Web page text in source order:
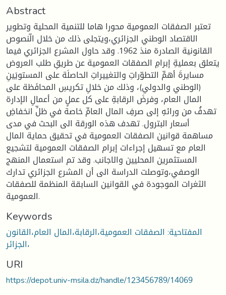
Abstract
تعتبر الصفقات العمومية محورا هاما للتنمية المحلية وتطوير
الاقتصاد الوطني الجزائري،ويتجلى ذلك من خلال الّنصوص
القانونية الصادرة منذ 1962. وقد حاول المشرع الجزائري فيما
يتعلق بعمليةِ إبرامِ الصفقات العمومية عن طريقِ طلب العروض
مسايرةَ أهمِّ التطوّراتِ والتغييراتِ الحاصلَة على المستويَينِ
(الوطني والدولي)، وذلك من خلالِ تكريسِ المحافَظة على
المال العام، وفرضَ الرقابةِ على كل عملٍ من أعمالِ الإدارة
تهدفُ من ورائهِ إلى صرفِ المال العامِّ خاصة في ظلِّ انخفاضِ
أسعار البترول. تهدف هذه الورقة الى البحث في مدى
مساهمة قوانين الصفقات العمومية في تحقيق حماية المال
العام مع تسهيل إجراءات إبرام الصفقات العمومية لتشجيع
المستثمرين المحليين والاجانب. وقد تم استعمال المنهج
الوصفي،وتوصلت الدراسة الى أن المشرع الجزائري تدارك
الثغرات الموجودة في القوانين السابقة المنظمة للصفقات
العمومية.
Keywords
المفتاحية: الصفقات العمومية،الرقابة،المال العام،القانون
،الجزائر
URI
https://depot.univ-msila.dz/handle/123456789/14069